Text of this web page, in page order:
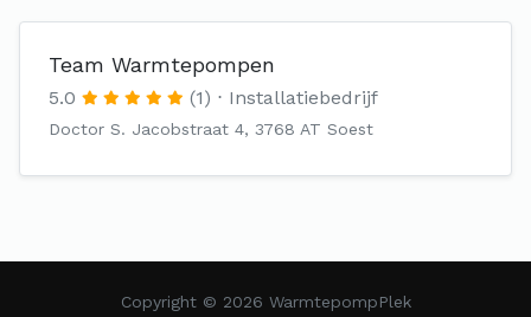
Team Warmtepompen
5.0 (1) Installatiebedrijf
Doctor S. Jacobstraat 4, 3768 AT Soest
Copyright © 2026 WarmtepompPlek